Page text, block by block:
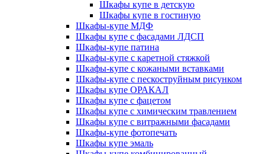
Шкафы купе в детскую
Шкафы купе в гостиную
Шкафы-купе МДФ
Шкафы купе с фасадами ЛДСП
Шкафы-купе патина
Шкафы-купе с каретной стяжкой
Шкафы-купе с кожаными вставками
Шкафы-купе с пескоструйным рисунком
Шкафы купе ОРАКАЛ
Шкафы купе с фацетом
Шкафы купе с химическим травлением
Шкафы купе с витражными фасадами
Шкафы-купе фотопечать
Шкафы купе эмаль